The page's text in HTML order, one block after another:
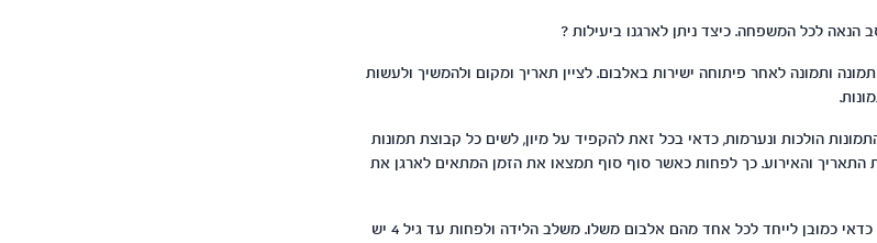
לכל המשפחה. כיצד ניתן לארגנו ביעילות ?
ותמונה לאחר פיתוחה ישירות באלבום. לציין תאריך ומקום ולהמשיך ולעשות
הולכות ונערמות, כדאי בכל זאת להקפיד על מיון, לשים כל קבוצת תמונות
והאירוע. כך לפחות כאשר סוף סוף תמצאו את הזמן המתאים לארגן את
כאשר המשפחה צעירה וישנם תינוקות כדאי כמובן לייחד לכל אחד מהם אלבום משלו. משלב הלידה ולפחות עד גיל 4 יש